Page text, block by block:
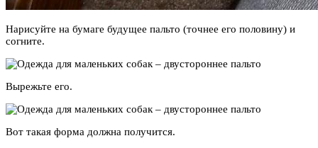
Нарисуйте на бумаге будущее пальто (точнее его половину) и
согните.
Вырежьте его.
Вот такая форма должна получится.